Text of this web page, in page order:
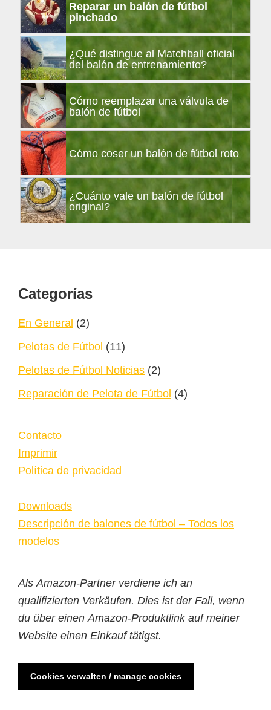
Reparar un balón de fútbol
pinchado
¿Qué distingue al Matchball oficial
del balón de entrenamiento?
Cómo reemplazar una válvula de
balón de fútbol
Cómo coser un balón de fútbol roto
¿Cuánto vale un balón de fútbol
original?
Footer
Categorías
En General (2)
Pelotas de Fútbol (11)
Pelotas de Fútbol Noticias (2)
Reparación de Pelota de Fútbol (4)
Contacto
Imprimir
Política de privacidad
Downloads
Descripción de balones de fútbol – Todos los
modelos
Als Amazon-Partner verdiene ich an
qualifizierten Verkäufen. Dies ist der Fall, wenn
du über einen Amazon-Produktlink auf meiner
Website einen Einkauf tätigst.
Cookies verwalten / manage cookies